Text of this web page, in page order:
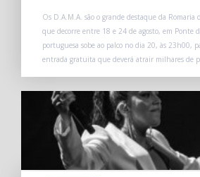
Os D.A.M.A. são o grande destaque da Romaria
que decorre entre 18 e 24 de agosto, em Ponte
portuguesa sobe ao palco no dia 20, às 23h00,
entrada gratuita que deverá atrair milhares de